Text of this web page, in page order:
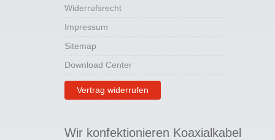
Widerrufsrecht
Impressum
Sitemap
Download Center
Vertrag widerrufen
Wir konfektionieren Koaxialkabel